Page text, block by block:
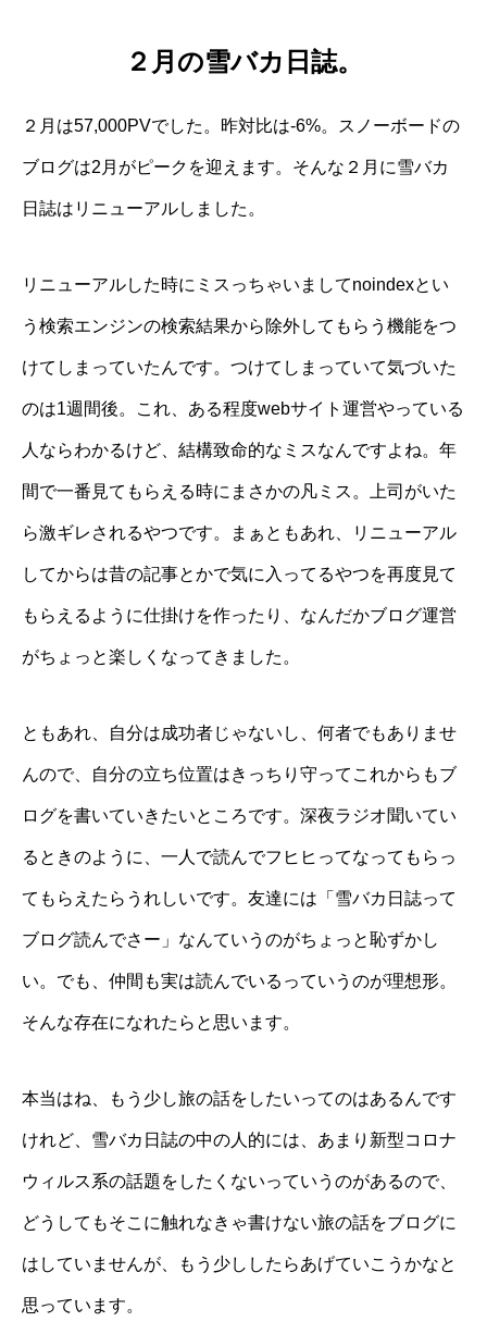
２月の雪バカ日誌。
２月は57,000PVでした。昨対比は-6%。スノーボードの
ブログは2月がピークを迎えます。そんな２月に雪バカ
日誌はリニューアルしました。
リニューアルした時にミスっちゃいましてnoindexとい
う検索エンジンの検索結果から除外してもらう機能をつ
けてしまっていたんです。つけてしまっていて気づいた
のは1週間後。これ、ある程度webサイト運営やっている
人ならわかるけど、結構致命的なミスなんですよね。年
間で一番見てもらえる時にまさかの凡ミス。上司がいた
ら激ギレされるやつです。まぁともあれ、リニューアル
してからは昔の記事とかで気に入ってるやつを再度見て
もらえるように仕掛けを作ったり、なんだかブログ運営
がちょっと楽しくなってきました。
ともあれ、自分は成功者じゃないし、何者でもありませ
んので、自分の立ち位置はきっちり守ってこれからもブ
ログを書いていきたいところです。深夜ラジオ聞いてい
るときのように、一人で読んでフヒヒってなってもらっ
てもらえたらうれしいです。友達には「雪バカ日誌って
ブログ読んでさー」なんていうのがちょっと恥ずかし
い。でも、仲間も実は読んでいるっていうのが理想形。
そんな存在になれたらと思います。
本当はね、もう少し旅の話をしたいってのはあるんです
けれど、雪バカ日誌の中の人的には、あまり新型コロナ
ウィルス系の話題をしたくないっていうのがあるので、
どうしてもそこに触れなきゃ書けない旅の話をブログに
はしていませんが、もう少ししたらあげていこうかなと
思っています。